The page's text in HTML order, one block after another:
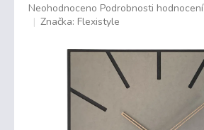
Průměrné
hodnocení
Neohodnoceno Podrobnosti hodnocení
Značka: Flexistyle